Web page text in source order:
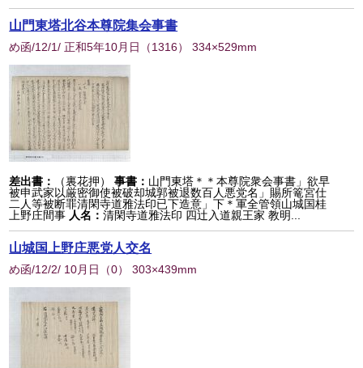
山門東塔北谷本尊院集会事書
め函/12/1/ 正和5年10月日 （1316） 334×529mm
差出書： （裏花押） 事書： 山門東塔＊＊本尊院衆会事書」欲早
被申武家以厳密御使被破却城郭被退数百人悪党名」賜所篭宮仕
二人等被断罪清閑寺道雅法印已下造意」下＊軍全管領山城国桂
上野庄間事 人名：清閑寺道雅法印 四辻入道親王家 教明...
山城国上野庄悪党人交名
め函/12/2/ 10月日 （0） 303×439mm